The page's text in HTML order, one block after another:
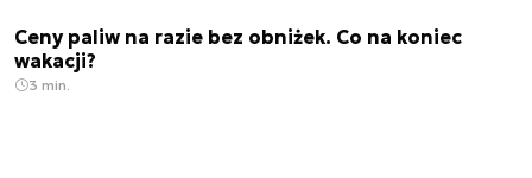
Ceny paliw na razie bez obniżek. Co na koniec
wakacji?
3 min.